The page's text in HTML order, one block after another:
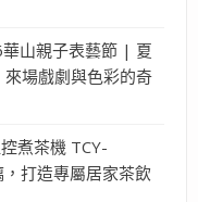
山親子表藝節 | 夏
場戲劇與色彩的奇
煮茶機 TCY-
打造專屬居家茶飲